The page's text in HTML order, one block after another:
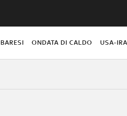
ONDATA DI CALDO USA-